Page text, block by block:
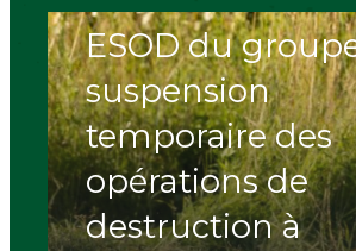
ESOD du
suspension
temporaire des
opérations de
destruction à